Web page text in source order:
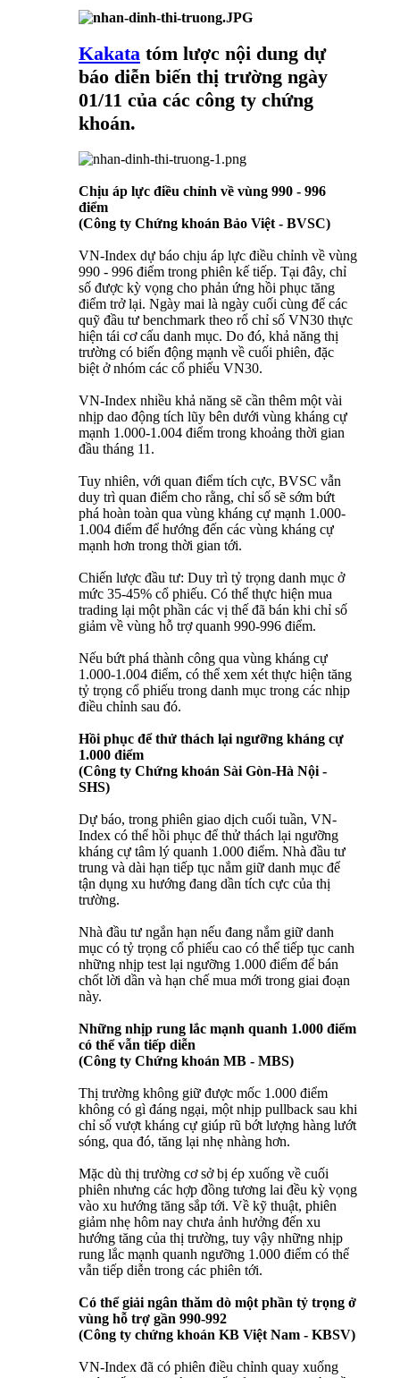
Kakata tóm lược nội dung dự
báo diễn biến thị trường ngày
01/11 của các công ty chứng
khoán.
Chịu áp lực điều chỉnh về vùng 990 - 996
điểm
(Công ty Chứng khoán Bảo Việt - BVSC)
VN-Index dự báo chịu áp lực điều chỉnh về vùng
990 - 996 điểm trong phiên kế tiếp. Tại đây, chỉ
số được kỳ vọng cho phản ứng hồi phục tăng
điểm trở lại. Ngày mai là ngày cuối cùng để các
quỹ đầu tư benchmark theo rổ chỉ số VN30 thực
hiện tái cơ cấu danh mục. Do đó, khả năng thị
trường có biến động mạnh về cuối phiên, đặc
biệt ở nhóm các cổ phiếu VN30.
VN-Index nhiều khả năng sẽ cần thêm một vài
nhịp dao động tích lũy bên dưới vùng kháng cự
mạnh 1.000-1.004 điểm trong khoảng thời gian
đầu tháng 11.
Tuy nhiên, với quan điểm tích cực, BVSC vẫn
duy trì quan điểm cho rằng, chỉ số sẽ sớm bứt
phá hoàn toàn qua vùng kháng cự mạnh 1.000-
1.004 điểm để hướng đến các vùng kháng cự
mạnh hơn trong thời gian tới.
Chiến lược đầu tư: Duy trì tỷ trọng danh mục ở
mức 35-45% cổ phiếu. Có thể thực hiện mua
trading lại một phần các vị thế đã bán khi chỉ số
giảm về vùng hỗ trợ quanh 990-996 điểm.
Nếu bứt phá thành công qua vùng kháng cự
1.000-1.004 điểm, có thể xem xét thực hiện tăng
tỷ trọng cổ phiếu trong danh mục trong các nhịp
điều chỉnh sau đó.
Hồi phục để thử thách lại ngưỡng kháng cự
1.000 điểm
(Công ty Chứng khoán Sài Gòn-Hà Nội -
SHS)
Dự báo, trong phiên giao dịch cuối tuần, VN-
Index có thể hồi phục để thử thách lại ngưỡng
kháng cự tâm lý quanh 1.000 điểm. Nhà đầu tư
trung và dài hạn tiếp tục nắm giữ danh mục để
tận dụng xu hướng đang dần tích cực của thị
trường.
Nhà đầu tư ngắn hạn nếu đang nắm giữ danh
mục có tỷ trọng cổ phiếu cao có thể tiếp tục canh
những nhịp test lại ngưỡng 1.000 điểm để bán
chốt lời dần và hạn chế mua mới trong giai đoạn
này.
Những nhịp rung lắc mạnh quanh 1.000 điểm
có thể vẫn tiếp diễn
(Công ty Chứng khoán MB - MBS)
Thị trường không giữ được mốc 1.000 điểm
không có gì đáng ngại, một nhịp pullback sau khi
chỉ số vượt kháng cự giúp rũ bớt lượng hàng lướt
sóng, qua đó, tăng lại nhẹ nhàng hơn.
Mặc dù thị trường cơ sở bị ép xuống về cuối
phiên nhưng các hợp đồng tương lai đều kỳ vọng
vào xu hướng tăng sắp tới. Về kỹ thuật, phiên
giảm nhẹ hôm nay chưa ảnh hưởng đến xu
hướng tăng của thị trường, tuy vậy những nhịp
rung lắc mạnh quanh ngưỡng 1.000 điểm có thể
vẫn tiếp diễn trong các phiên tới.
Có thể giải ngân thăm dò một phần tỷ trọng ở
vùng hỗ trợ gần 990-992
(Công ty chứng khoán KB Việt Nam - KBSV)
VN-Index đã có phiên điều chỉnh quay xuống